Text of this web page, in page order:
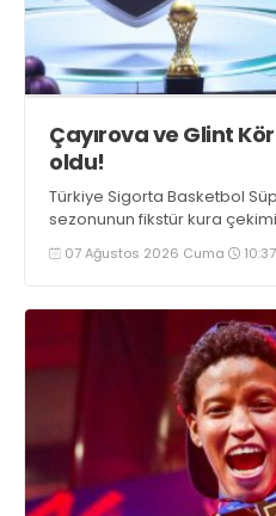
Çayırova ve Glint
oldu!
Türkiye Sigorta Basketbol
sezonunun fikstür kura
07 Ağustos 2026 Cuma 10:37